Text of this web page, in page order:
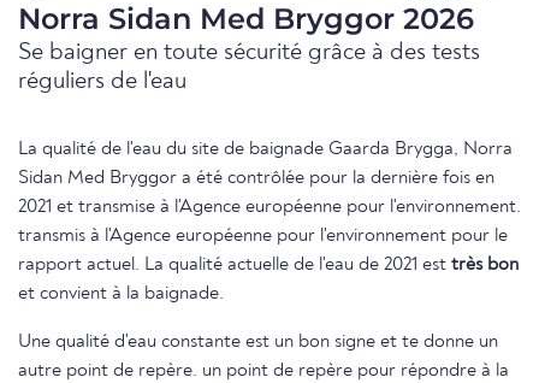
Norra Sidan Med Bryggor 2026
Se baigner en toute sécurité grâce à des tests
réguliers de l'eau
La qualité de l'eau du site de baignade Gaarda Brygga, Norra
Sidan Med Bryggor a été contrôlée pour la dernière fois en
2021 et transmise à l'Agence européenne pour l'environnement.
transmis à l'Agence européenne pour l'environnement pour le
rapport actuel. La qualité actuelle de l'eau de 2021 est très bon
et convient à la baignade.
Une qualité d'eau constante est un bon signe et te donne un
autre point de repère. un point de repère pour répondre à la